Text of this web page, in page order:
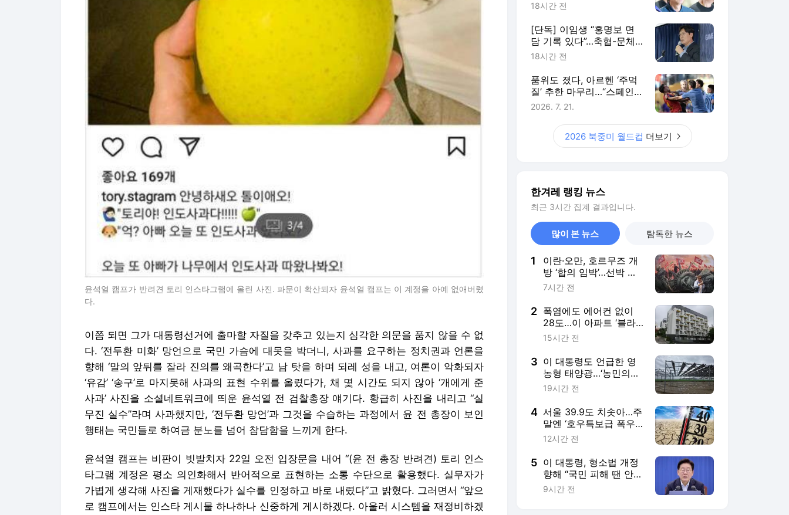
윤석열 캠프가 반려견 토리 인스타그램에 올린 사진. 파문이 확산되자 윤석열 캠프는 이 계정을 아예 없애버렸
다.
이쯤 되면 그가 대통령선거에 출마할 자질을 갖추고 있는지 심각한 의문을 품지 않을 수 없
다. ‘전두환 미화’ 망언으로 국민 가슴에 대못을 박더니, 사과를 요구하는 정치권과 언론을
향해 ‘말의 앞뒤를 잘라 진의를 왜곡한다’고 남 탓을 하며 되레 성을 내고, 여론이 악화되자
‘유감’ ‘송구’로 마지못해 사과의 표현 수위를 올렸다가, 채 몇 시간도 되지 않아 ‘개에게 준
사과’ 사진을 소셜네트워크에 띄운 윤석열 전 검찰총장 얘기다. 황급히 사진을 내리고 “실
무진 실수”라며 사과했지만, ‘전두환 망언’과 그것을 수습하는 과정에서 윤 전 총장이 보인
행태는 국민들로 하여금 분노를 넘어 참담함을 느끼게 한다.
윤석열 캠프는 비판이 빗발치자 22일 오전 입장문을 내어 “(윤 전 총장 반려견) 토리 인스
타그램 계정은 평소 의인화해서 반어적으로 표현하는 소통 수단으로 활용했다. 실무자가
가볍게 생각해 사진을 게재했다가 실수를 인정하고 바로 내렸다”고 밝혔다. 그러면서 “앞으
로 캠프에서는 인스타 게시물 하나하나 신중하게 게시하겠다. 아울러 시스템을 재정비하겠
입 확인 방침
18시간 전
[단독] 이임생 “홍명보 면
담 기록 있다”…축협-문체
부 소송에 ‘소송참가’ 신청
18시간 전
품위도 졌다, 아르헨 ‘주먹
질’ 추한 마무리…“스페인
이겨야만 했다”
2026. 7. 21.
2026 북중미 월드컵 더보기
한겨레 랭킹 뉴스
최근 3시간 집계 결과입니다.
많이 본 뉴스 탐독한 뉴스
1
이란·오만, 호르무즈 개
방 ‘합의 임박’…선박 통
제·수수료는 이견
7시간 전
2 폭염에도 에어컨 없이
28도…이 아파트 ‘블라
인드’ 창밖에 달렸네
15시간 전
3 이 대통령도 언급한 영
농형 태양광…‘농민의
것’ 될 수 있을까
19시간 전
4 서울 39.9도 치솟아…주
말엔 ‘호우특보급 폭우’
동해안으로
12시간 전
5 이 대통령, 형소법 개정
향해 “국민 피해 땐 안
하느니 못 해”
9시간 전